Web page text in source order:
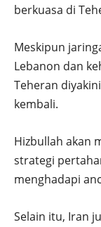
berkuasa di
Meskipun
Lebanon dan
Teheran
kembali.
Hizbullah akan
strategi
menghadapi
Selain itu, Iran